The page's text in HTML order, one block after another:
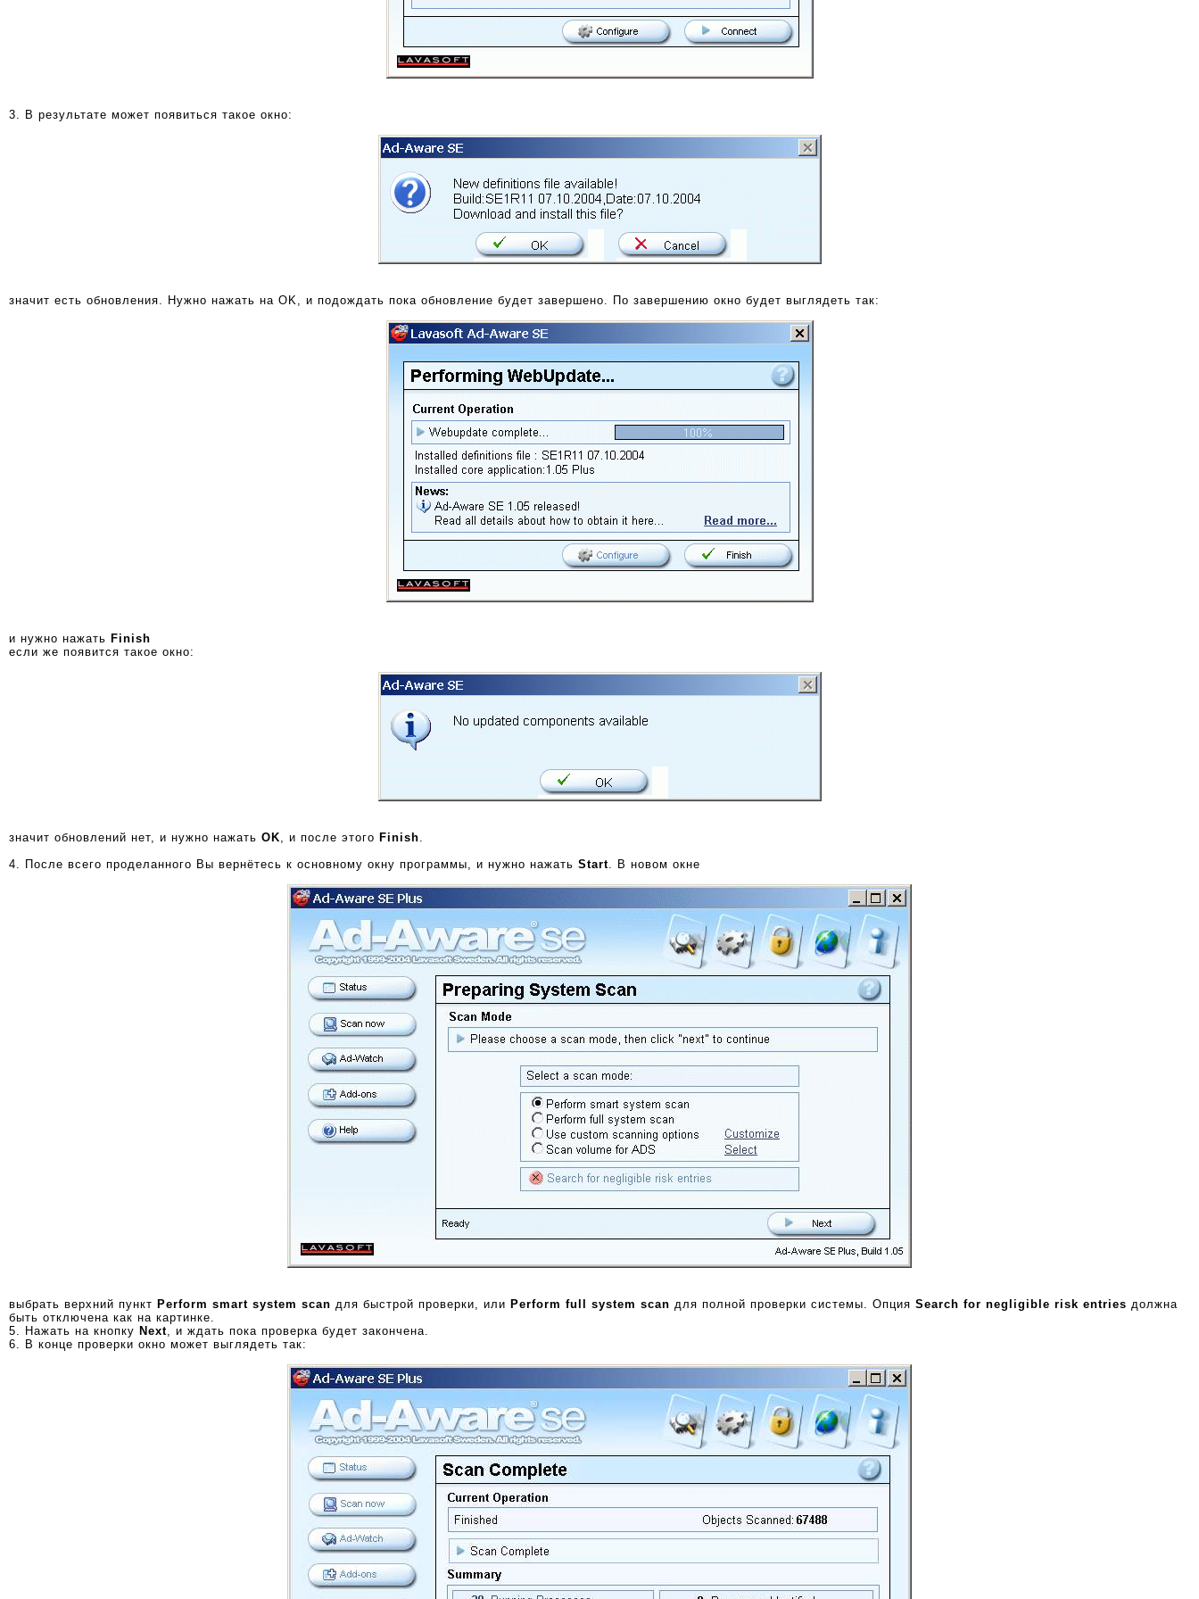
3. В результате может появиться такое окно:
значит есть обновления. Нужно нажать на OK, и подождать пока обновление будет завершено. По завершению окно будет выглядеть так:
и нужно нажать Finish
если же появится такое окно:
значит обновлений нет, и нужно нажать OK, и после этого Finish.
4. После всего проделанного Вы вернётесь к основному окну программы, и нужно нажать Start. В новом окне
выбрать верхний пункт Perform smart system scan для быстрой проверки, или Perform full system scan для полной проверки системы. Опция Search for negligible risk entries должна
быть отключена как на картинке.
5. Нажать на кнопку Next, и ждать пока проверка будет закончена.
6. В конце проверки окно может выглядеть так: